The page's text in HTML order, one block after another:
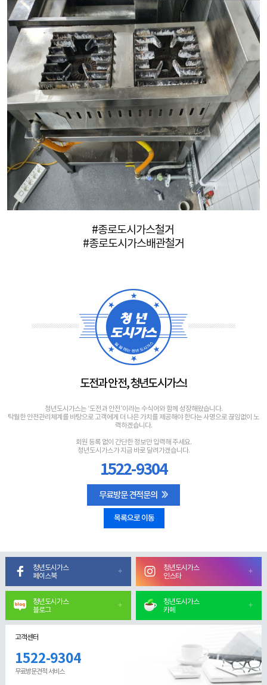
#종로도시가스철거
#종로도시가스배관철거
도전과 안전, 청년도시가스!
청년도시가스는 ‘도전과 안전’이라는 수식어와 함께 성장해왔습니다.
탁월한 안전관리체계를 바탕으로 고객에게 더 나은 가치를 제공해야 한다는 사명으로 끊임없이 노
력하겠습니다.
회원 등록 없이 간단한 정보만 입력해 주세요.
청년도시가스가 지금 바로 달려가겠습니다.
1522-9304
무료방문 견적문의
목록으로 이동
청년도시가스
페이스북
청년도시가스
인스타
청년도시가스
블로그
청년도시가스
카페
고객센터
1522-9304
무료방문견적 서비스